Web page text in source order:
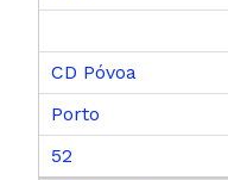
CD Póvoa
Porto
52